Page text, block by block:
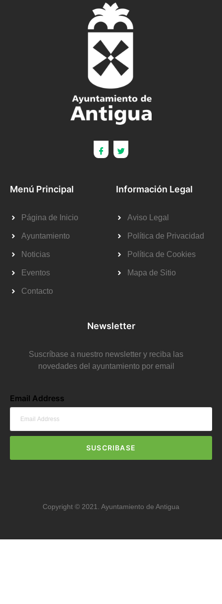
Menú Principal
Página de Inicio
Ayuntamiento
Noticias
Eventos
Contacto
Información Legal
Aviso Legal
Política de Privacidad
Política de Cookies
Mapa de Sitio
Newsletter
Suscríbase a nuestro newsletter y reciba las
novedades del ayuntamiento por email
Email Address
SUSCRIBASE
Copyright © 2021. Ayuntamiento de Antigua